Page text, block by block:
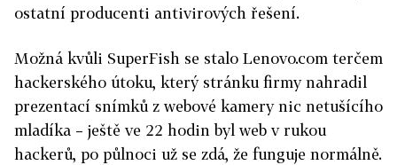
ostatní producenti antivirových řešení.
Možná kvůli SuperFish se stalo Lenovo.com terčem
hackerského útoku, který stránku firmy nahradil
prezentací snímků z webové kamery nic netušícího
mladíka – ještě ve 22 hodin byl web v rukou
hackerů, po půlnoci už se zdá, že funguje normálně.